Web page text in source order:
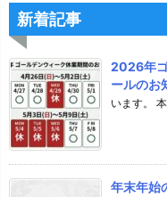
新着記事
2026年
ールのお
います。
年末年始